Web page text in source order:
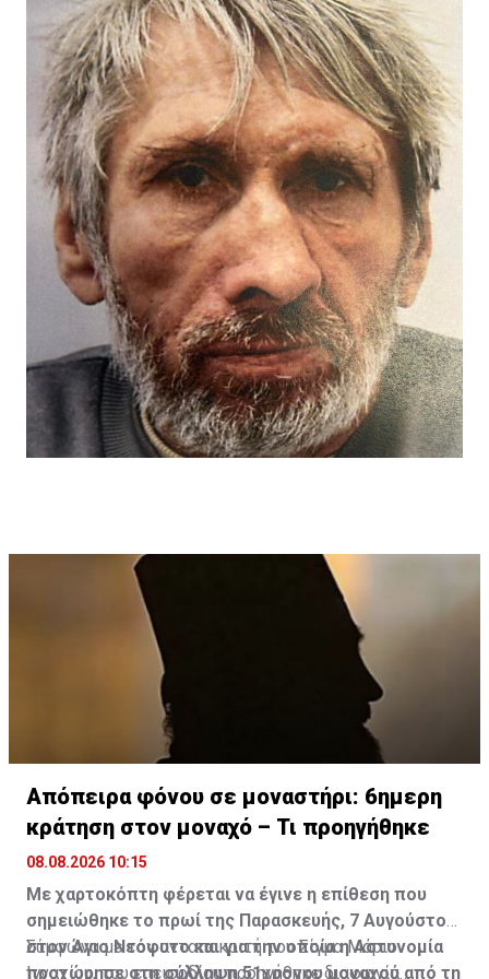
Αστυνομικό Σταθμό, ή με τη Γραμμή του Πολίτη στον
τηλεφωνικό αριθμό 1460.
Απόπειρα φόνου σε μοναστήρι: 6ημερη
κράτηση στον μοναχό – Τι προηγήθηκε
08.08.2026 10:15
Με χαρτοκόπτη φέρεται να έγινε η επίθεση που
σημειώθηκε το πρωί της Παρασκευής, 7 Αυγούστου,
στον Άγιο Νεόφυτο και για την οποία η Αστυνομία
προχώρησε στη σύλληψη 51χρονου μοναχού από τη
Σύμφωνα με τον ανταποκριτή του Σίγμα Μάριο
Ιγνατίου, του επεισοδίου προηγήθηκε διαφωνία